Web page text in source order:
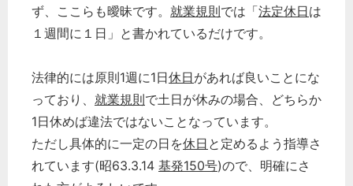
ず、ここらも曖昧です。 就業規則では「法定休日は
１週間に１日」と書かれているだけです。
法律的には原則1週に1日休日があれば良いことにな
っており、 就業規則で土日が休みの場合、どちらか
1日休めば違法ではないことなっています。
ただし具体的に一定の日を休日 と定めるよう指導さ
れています(昭63.3.14 基発150号)ので、明確にさ